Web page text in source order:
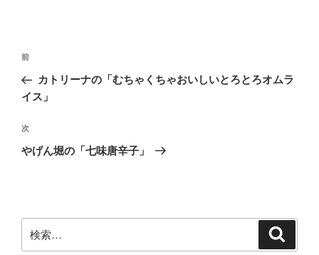
投
ナ
ゲ
ー
前
の
投
前
カトリーナの「むちゃくちゃおいしいとろとろオムラ
イス」
次
の
次
やげん堀の「七味唐辛子」
索: